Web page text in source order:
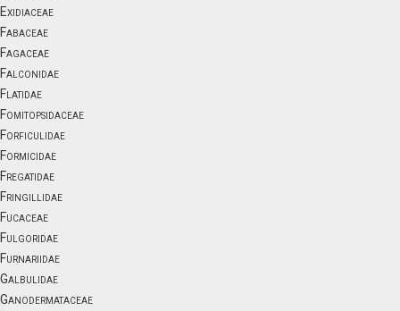
Exidiaceae
Fabaceae
Fagaceae
Falconidae
Flatidae
Fomitopsidaceae
Forficulidae
Formicidae
Fregatidae
Fringillidae
Fucaceae
Fulgoridae
Furnariidae
Galbulidae
Ganodermataceae